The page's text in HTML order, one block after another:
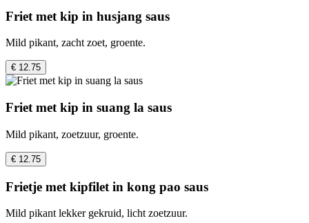
Friet met kip in husjang saus
Mild pikant, zacht zoet, groente.
€ 12.75
Friet met kip in suang la saus
Mild pikant, zoetzuur, groente.
€ 12.75
Frietje met kipfilet in kong pao saus
Mild pikant lekker gekruid, licht zoetzuur.